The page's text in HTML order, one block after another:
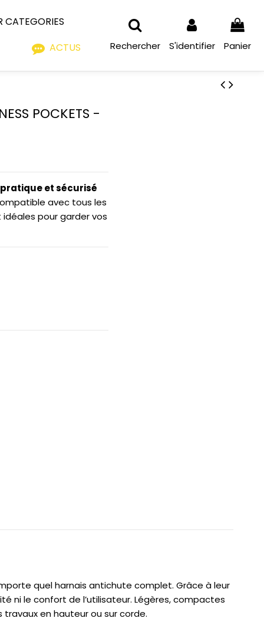
CATEGORIES
ACTUS
Rechercher S'identifier Panier
POCKETS -
et sécurisé
avec tous les
pour garder vos
quel harnais antichute complet. Grâce à leur
ni le confort de l’utilisateur. Légères, compactes
en hauteur ou sur corde.